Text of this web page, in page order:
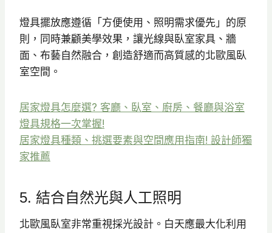
燈具擺放應遵循「方便使用、照明需求優先」的原
則，同時兼顧美學效果，讓光線與臥室家具、牆
面、布藝自然融合，創造舒適而高質感的北歐風臥
室空間。
居家燈具怎麼選? 客廳、臥室、廚房、餐廳與浴室
燈具規格一次掌握!
居家燈具種類、挑選要素與空間應用指南! 設計師獨
家推薦
5. 結合自然光與人工照明
北歐風臥室非常重視採光設計。白天應最大化利用